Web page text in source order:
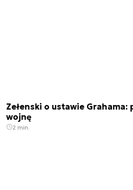
Zełenski o ustawie Grahama:
wojnę
2 min.